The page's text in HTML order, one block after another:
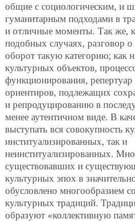
общие с социологическим, и
гуманитарным подходами в
и отличные моменты. Так же,
подобных случаях, разговор
оборот такую категорию; как
культурных объектов,
функционирования,
ориентиров, подлежащих
и репродуцированию в
менее аутентичном виде. В
выступать вся совокупность
институализированных, так и
неинституализированных.
существовавших и
культурных эпох в
обусловлено многообразием
культурных традиций.
образуют «коллективную